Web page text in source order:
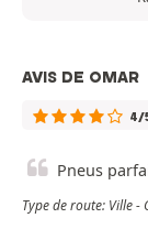
AVIS DE OMAR
4/
Pneus
Type de route: Ville